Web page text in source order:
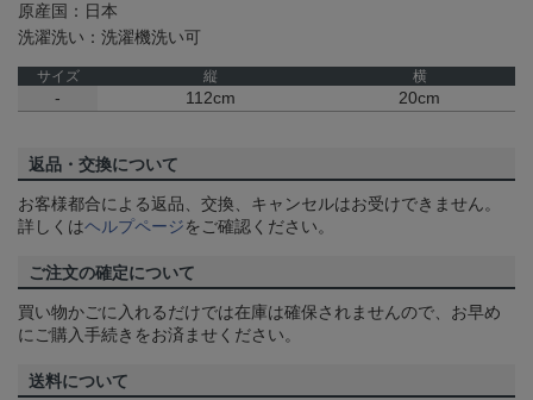
原産国：日本
洗濯洗い：洗濯機洗い可
サイズ 縦 横
- 112cm 20cm
返品・交換について
お客様都合による返品、交換、キャンセルはお受けできません。
詳しくはヘルプページをご確認ください。
ご注文の確定について
買い物かごに入れるだけでは在庫は確保されませんので、お早め
にご購入手続きをお済ませください。
送料について